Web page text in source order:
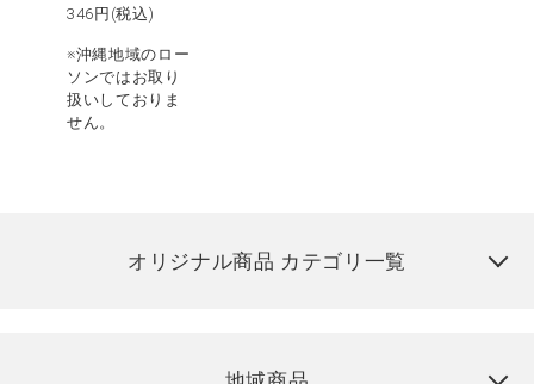
346 円(税込)
※沖縄地域のロー
ソンではお取り
扱いしておりま
せん。
オリジナル商品 カテゴリ一覧